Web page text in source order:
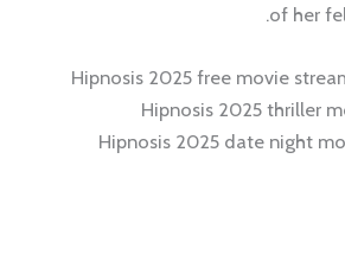
of her
Hipnosis 2025 free movie
Hipnosis 2025 thriller
Hipnosis 2025 date night